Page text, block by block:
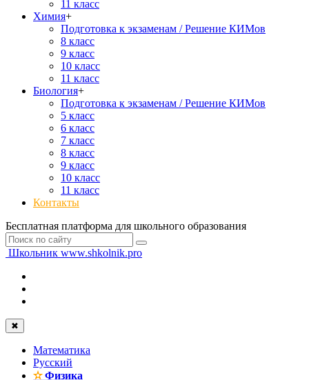
11 класс
Химия+
Подготовка к экзаменам / Решение КИМов
8 класс
9 класс
10 класс
11 класс
Биология+
Подготовка к экзаменам / Решение КИМов
5 класс
6 класс
7 класс
8 класс
9 класс
10 класс
11 класс
Контакты
Бесплатная платформа для школьного образования
Школьник www.shkolnik.pro
✖
Математика
Русский
✫Физика